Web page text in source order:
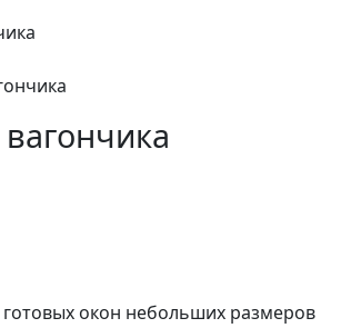
окон небольших размеров